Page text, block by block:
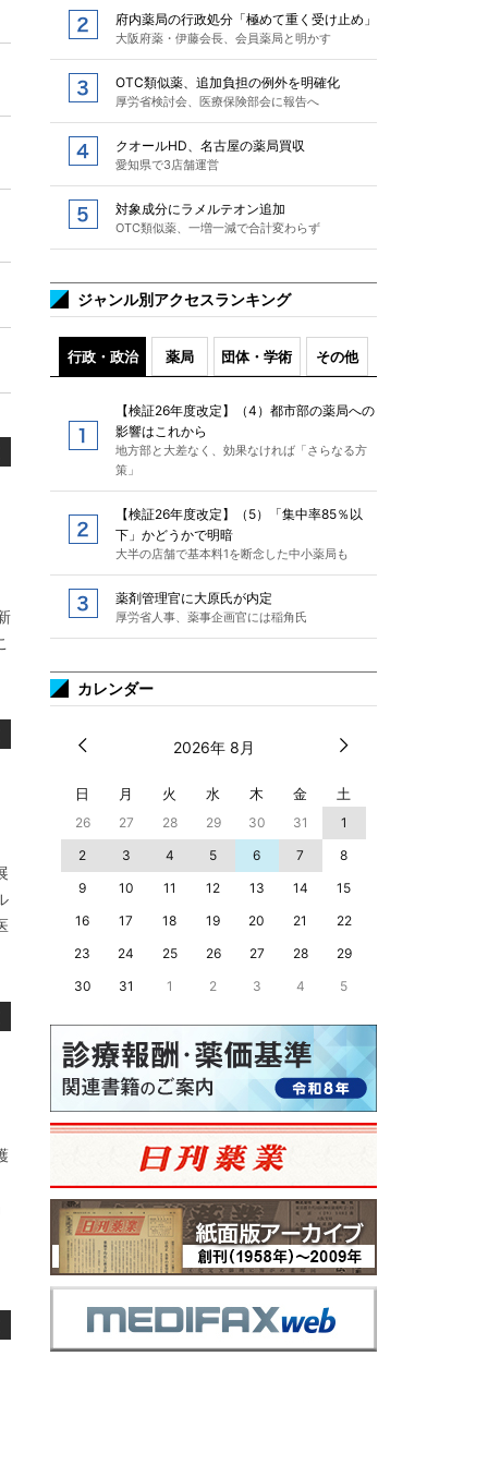
府内薬局の行政処分「極めて重く受け止め」
大阪府薬・伊藤会長、会員薬局と明かす
OTC類似薬、追加負担の例外を明確化
厚労省検討会、医療保険部会に報告へ
クオールHD、名古屋の薬局買収
愛知県で3店舗運営
対象成分にラメルテオン追加
OTC類似薬、一増一減で合計変わらず
ジャンル別アクセスランキング
行政・政治 薬局 団体・学術 その他
【検証26年度改定】（4）都市部の薬局への
影響はこれから
地方部と大差なく、効果なければ「さらなる方
策」
【検証26年度改定】（5）「集中率85％以
下」かどうかで明暗
大半の店舗で基本料1を断念した中小薬局も
薬剤管理官に大原氏が内定
厚労省人事、薬事企画官には稲角氏
カレンダー
2026年 8月
日 月 火 水 木 金 土
26 27 28 29 30 31
1
2
3 4 5 6 7
8
9
10 11 12 13 14
15
16
17 18 19 20 21
22
23
24 25 26 27 28
29
30
31 1 2 3 4 5